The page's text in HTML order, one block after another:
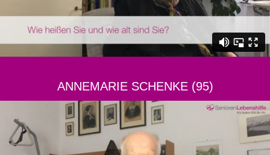
ANNEMARIE SCHENKE (95)